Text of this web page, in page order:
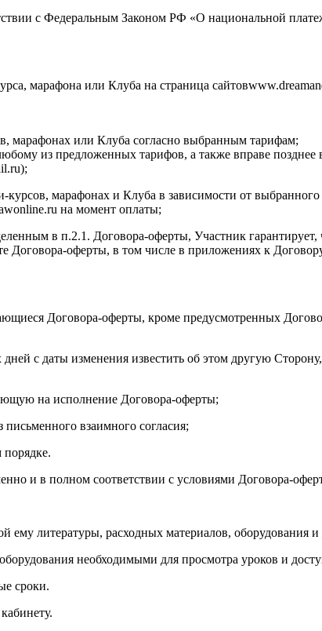
с Федеральным Законом РФ «О национальной
марафона или Клуба на страница
марафонах или Клуба согласно выбранным тарифам;
из предложенных тарифов, а также вправе
курсов, марафонах и Клуба в зависимости от
на момент оплаты;
в п.2.1. Договора-оферты, Участник
Договора-оферты, в том числе в приложениях к
Договора-оферты, кроме предусмотренных
с даты изменения известить об этом другую
на исполнение Договора-оферты;
взаимного согласия;
порядке.
и в полном соответствии с условиями Договора-
ему литературы, расходных материалов, оборудования и
необходимыми для просмотра уроков и
сроки.